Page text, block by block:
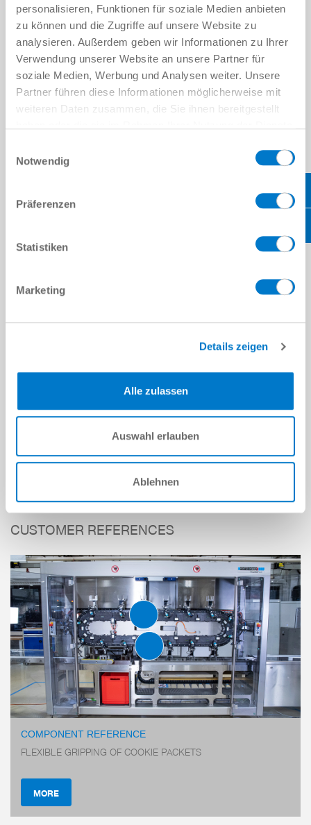
personalisieren, Funktionen für soziale Medien anbieten
zu können und die Zugriffe auf unsere Website zu
analysieren. Außerdem geben wir Informationen zu Ihrer
Verwendung unserer Website an unsere Partner für
soziale Medien, Werbung und Analysen weiter. Unsere
Partner führen diese Informationen möglicherweise mit
weiteren Daten zusammen, die Sie ihnen bereitgestellt
Notwendig
Präferenzen
Statistiken
Marketing
Details zeigen
Alle zulassen
Auswahl erlauben
Ablehnen
Sensors and energy supply
read more
CUSTOMER REFERENCES
2-JAW PARALLEL GRIPPERS
SERIES GEP2000
BRIDGE COMMUNICATION
MODULE
SERIES BCM
COMPONENT REFERENCE
FLEXIBLE GRIPPING OF COOKIE PACKETS
MORE